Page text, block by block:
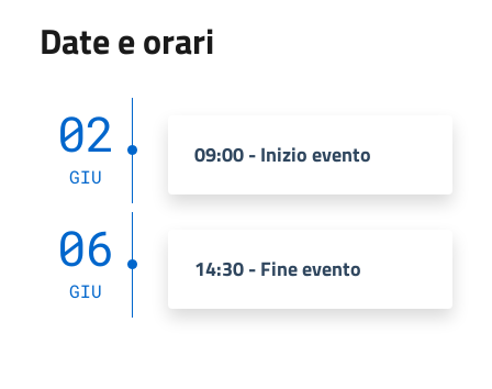
Date e orari
02
GIU
09:00 - Inizio evento
06
GIU
14:30 - Fine evento